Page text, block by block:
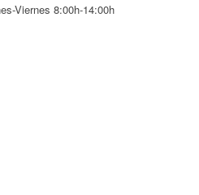
Viernes 8:00h-14:00h